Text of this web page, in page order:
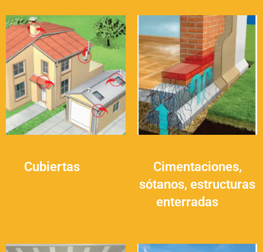
Cubiertas
Cimentaciones,
sótanos, estructuras
enterradas